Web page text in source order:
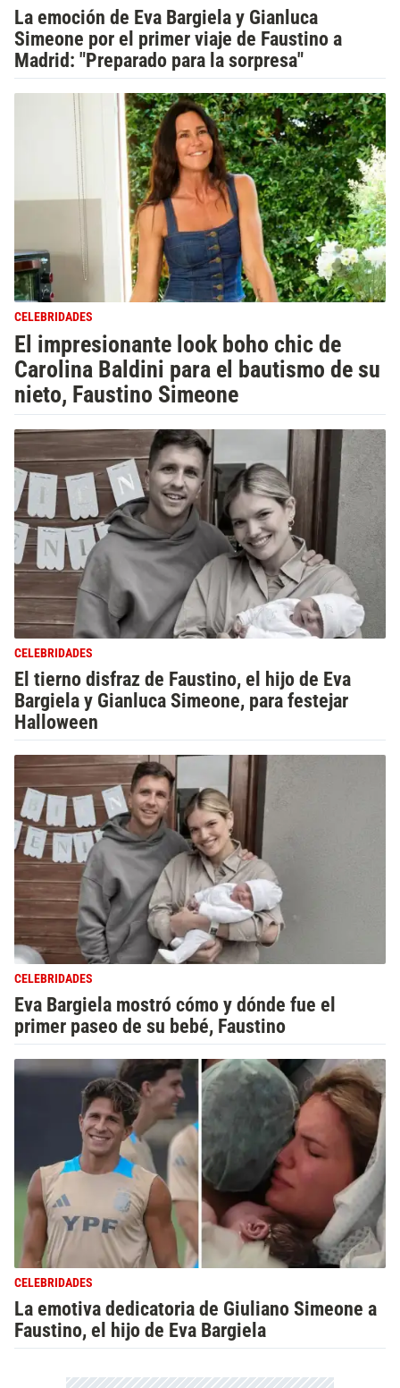
La emoción de Eva Bargiela y Gianluca
Simeone por el primer viaje de Faustino a
Madrid: "Preparado para la sorpresa"
CELEBRIDADES
El impresionante look boho chic de
Carolina Baldini para el bautismo de su
nieto, Faustino Simeone
CELEBRIDADES
El tierno disfraz de Faustino, el hijo de Eva
Bargiela y Gianluca Simeone, para festejar
Halloween
CELEBRIDADES
Eva Bargiela mostró cómo y dónde fue el
primer paseo de su bebé, Faustino
CELEBRIDADES
La emotiva dedicatoria de Giuliano Simeone a
Faustino, el hijo de Eva Bargiela